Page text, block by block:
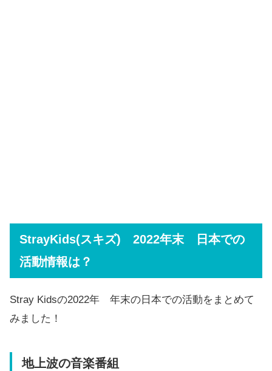
StrayKids(スキズ) 2022年末 日本での
活動情報は？
Stray Kidsの2022年 年末の日本での活動をまとめて
みました！
地上波の音楽番組